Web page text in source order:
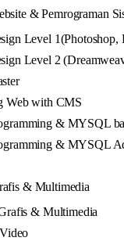
& Pemrograman
Level 1(Photoshop,
Level 2
Web with CMS
& MYSQL
& MYSQL
& Multimedia
& Multimedia